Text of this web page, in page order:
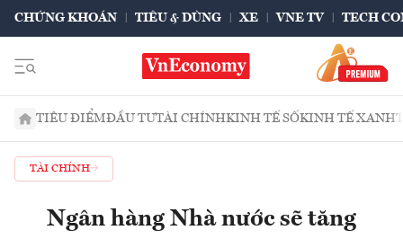
CHỨNG KHOÁN TIÊU & DÙNG XE VNE TV TECH
TIÊU ĐIỂMĐẦU TƯTÀI CHÍNHKINH TẾ SỐKINH TẾ XANH
TÀI CHÍNH
Ngân hàng Nhà nước sẽ tăng